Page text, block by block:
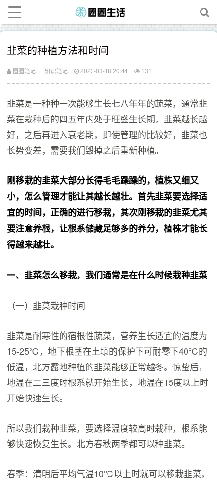
韭菜的种植方法和时间
圈圈笔记 知识笔记 2023-03-18 20:44 131
韭菜是一种种一次能够生长七八年年的蔬菜，通常韭
菜在栽种后的四五年内处于旺盛生长期，韭菜越长越
好，之后再进入衰老期，即使管理的比较好，韭菜也
长势变差，需要我们毁掉之后重新种植。
刚移栽的韭菜大部分长得毛毛躁躁的，植株又细又
小，怎么管理才能让其越长越壮。首先韭菜要选择适
宜的时间，正确的进行移栽，其次刚移栽的韭菜尤其
要注意养根，让根系储藏足够多的养分，植株才能长
得越来越壮。
一、韭菜怎么移栽，我们通常是在什么时候栽种韭菜
（一）韭菜栽种时间
韭菜是耐寒性的宿根性蔬菜，营养生长适宜的温度为
15-25℃，地下根茎在土壤的保护下可耐零下40℃的
低温，北方露地种植的韭菜能够正常越冬。惊蛰后，
地温在二三度时根系就开始生长，地温在15度以上时
开始快速生长。
所以我们栽种韭菜，要选择温度较高时栽种，根系能
够快速恢复生长。北方春秋两季都可以种韭菜。
春季：清明后平均气温10℃以上时就可以移栽韭菜，